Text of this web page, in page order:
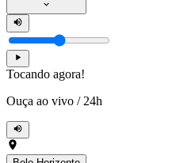
Tocando agora!
Ouça ao vivo / 24h